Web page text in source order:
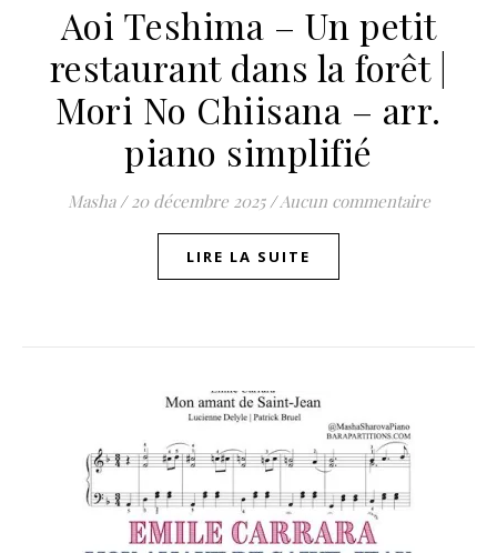
Aoi Teshima – Un petit
restaurant dans la forêt |
Mori No Chiisana – arr.
piano simplifié
Masha / 20 décembre 2025 /Aucun commentaire
LIRE LA SUITE